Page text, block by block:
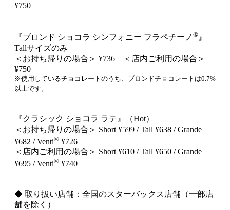
¥750
『ブロンド ショコラ シンフォニー フラペチーノ ® 』
Tallサイズのみ
＜お持ち帰りの場合＞ ¥736 ＜店内ご利用の場合＞
¥750
※使用しているチョコレートのうち、ブロンドチョコレートは0.7%
以上です。
『クラシック ショコラ ラテ』（Hot）
＜お持ち帰りの場合＞ Short ¥599 / Tall ¥638 / Grande
¥682 / Venti® ¥726
＜店内ご利用の場合＞ Short ¥610 / Tall ¥650 / Grande
¥695 / Venti® ¥740
◆ 取り扱い店舗：全国のスターバックス店舗（一部店
舗を除く）